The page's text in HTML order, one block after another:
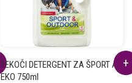
TEKOČI DETERGENT ZA ŠPORT AW
EKO 750ml